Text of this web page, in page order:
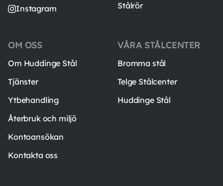
Instagram
Stålrör
VÅRA STÅLCENTER
Bromma stål
Telge Stålcenter
Huddinge Stål
OM OSS
Om Huddinge Stål
Tjänster
Ytbehandling
Återbruk och miljö
Kontoansökan
Kontakta oss